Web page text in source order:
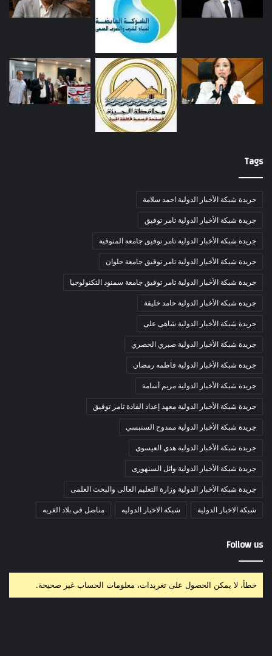
Tags
جريدة شبكة الأخبار الدولية احمد سلامة
جريدة شبكة الأخبار الدولية تامر توفيق
جريدة شبكة الأخبار الدولية تامر توفيق جامعة المنوفية
جريدة شبكة الأخبار الدولية تامر توفيق جامعة حلوان
جريدة شبكة الأخبار الدولية تامر توفيق جامعة سمنود التكنولوجيا
جريدة شبكة الأخبار الدولية حامد خليفة
جريدة شبكة الأخبار الدولية شاهى على
جريدة شبكة الأخبار الدولية صبري الحصري
جريدة شبكة الأخبار الدولية فاطمه رمضان
جريدة شبكة الأخبار الدولية مريم أسامة
جريدة شبكة الأخبار الدولية معهد إعداد القادة تامر توفيق
جريدة شبكة الأخبار الدولية ممدوح السنبسي
جريدة شبكة الأخبار الدولية هدي العيسوي
جريدة شبكة الأخبار الدولية وائل السنهورى
جريدة شبكة الأخبار الدولية وزارة التعليم العالى والبحث العلمى
شبكة الاخبار الدولية شبكة الاخبار الدوليه مناضل في بلاد الغربه
Follow us
خطأ، لا يمكن الحصول على تغريدات، معلومات الحساب غير صحيحة.